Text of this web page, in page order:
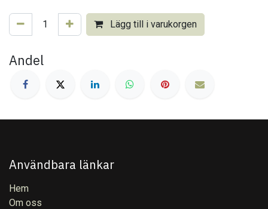
Lägg till i varukorgen
Andel
Användbara länkar
Hem
Om oss